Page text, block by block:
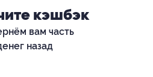
кэшбэк
вам часть
назад